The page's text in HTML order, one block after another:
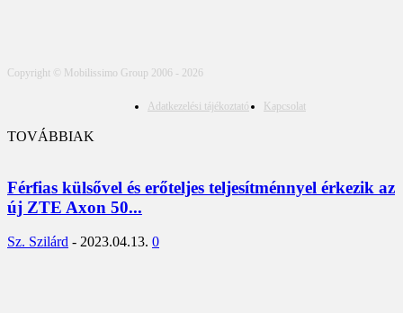
Copyright © Mobilissimo Group 2006 - 2026
Adatkezelési tájékoztató Kapcsolat
TOVÁBBIAK
Férfias külsővel és erőteljes teljesítménnyel érkezik az
új ZTE Axon 50...
Sz. Szilárd - 2023.04.13. 0